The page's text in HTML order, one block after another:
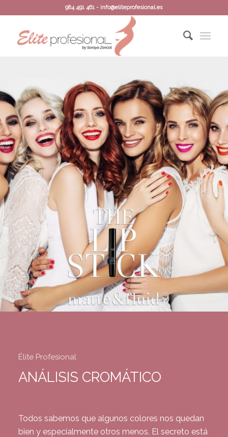
984 491 461 - info@eliteprofesional.es
Élite Profesional
ANÁLISIS CROMÁTICO
Todos sabemos que algunos colores nos quedan
bien y especialmente otros menos. El secreto está